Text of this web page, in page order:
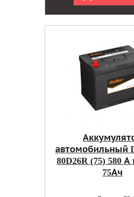
автомобильный
80D26R (75) 580
75Ач